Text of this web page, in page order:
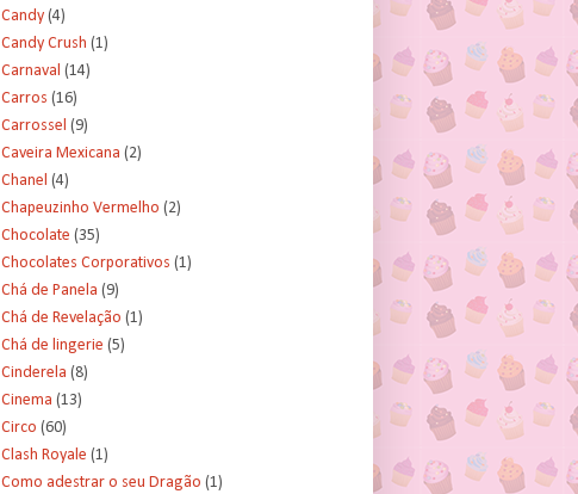
Candy (4)
Candy Crush (1)
Carnaval (14)
Carros (16)
Carrossel (9)
Caveira Mexicana (2)
Chanel (4)
Chapeuzinho Vermelho (2)
Chocolate (35)
Chocolates Corporativos (1)
Chá de Panela (9)
Chá de Revelação (1)
Chá de lingerie (5)
Cinderela (8)
Cinema (13)
Circo (60)
Clash Royale (1)
Como adestrar o seu Dragão (1)